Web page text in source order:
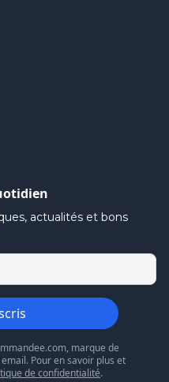
actualités et bons
marque de
Pour en savoir plus et
de confidentialité.